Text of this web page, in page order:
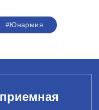
#Юнармия